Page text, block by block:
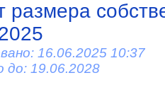
размера
16.06.2025 10:37
до: 19.06.2028